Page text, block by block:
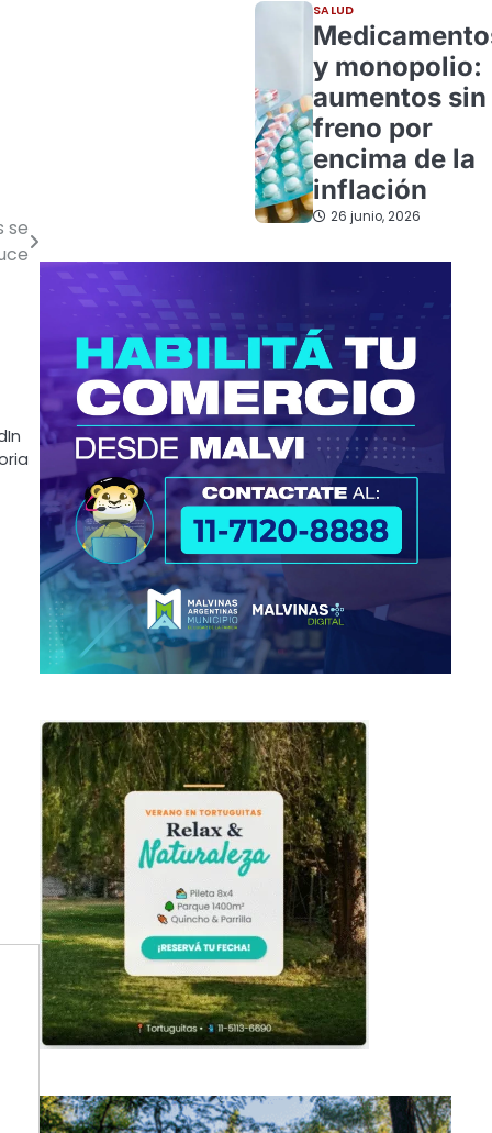
se
SALUD
y monopolio:
aumentos sin
freno por
encima de la
inflación
26 junio, 2026